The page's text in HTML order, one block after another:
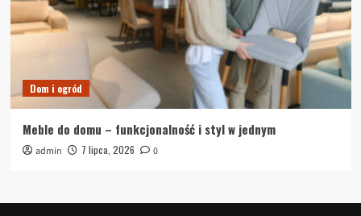
Dom i ogród
Meble do domu – funkcjonalność i styl w jednym
admin 7 lipca, 2026 0